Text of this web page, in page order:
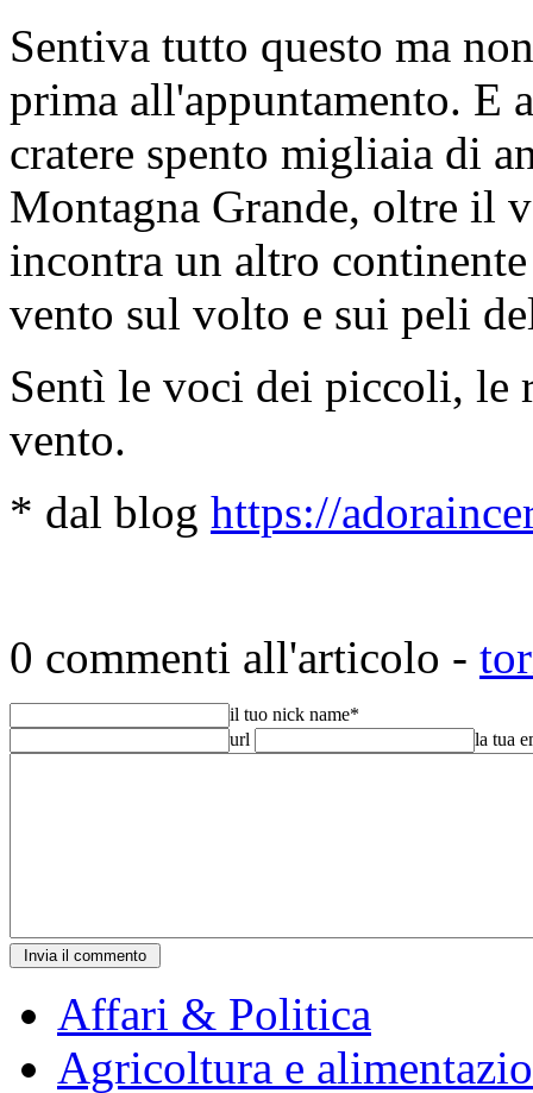
Sentiva tutto questo ma
prima all'appuntamento. E
cratere spento migliaia di
Montagna Grande, oltre il
incontra un altro
vento sul volto e sui peli
Sentì le voci dei piccoli, le
vento.
* dal blog https://
0 commenti all'articolo -
il tuo nick name*
url
la tua
Affari & Politica
Agricoltura e